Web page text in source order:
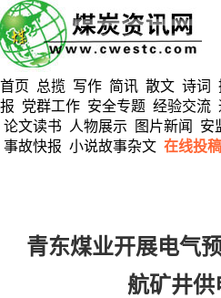
首页 总揽 写作 简讯 散文 诗词
报 党群工作 安全专题 经验交流
论文读书
人物展示 图片新闻 安
事故快报 小说故事杂文 在线投稿
青东煤业开展电气
航矿井供